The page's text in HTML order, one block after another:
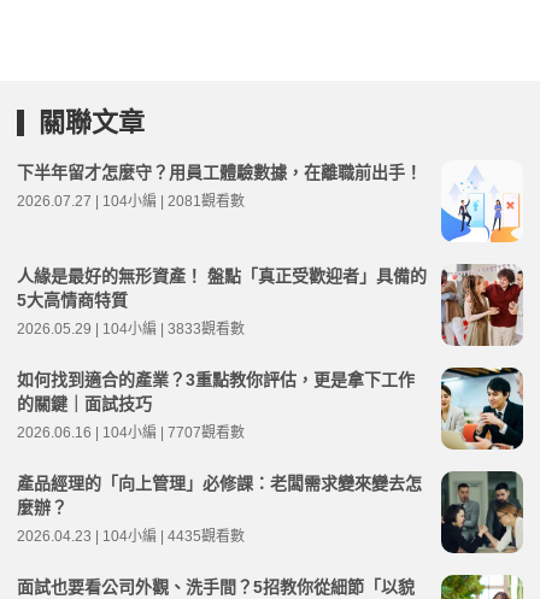
關聯文章
下半年留才怎麼守？用員工體驗數據，在離職前出手！
2026.07.27 | 104小編 | 2081觀看數
人緣是最好的無形資產！ 盤點「真正受歡迎者」具備的
5大高情商特質
2026.05.29 | 104小編 | 3833觀看數
如何找到適合的產業？3重點教你評估，更是拿下工作
的關鍵｜面試技巧
2026.06.16 | 104小編 | 7707觀看數
產品經理的「向上管理」必修課：老闆需求變來變去怎
麼辦？
2026.04.23 | 104小編 | 4435觀看數
面試也要看公司外觀、洗手間？5招教你從細節「以貌